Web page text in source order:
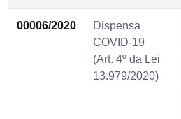
00006/2020
Dispensa
COVID-19
(Art. 4º da Lei
13.979/2020)